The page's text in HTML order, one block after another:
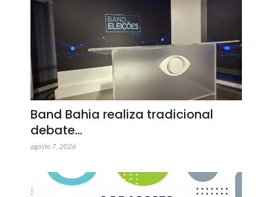
Band Bahia realiza tradicional
debate…
agosto 7, 2026